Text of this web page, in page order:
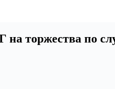
на торжества по